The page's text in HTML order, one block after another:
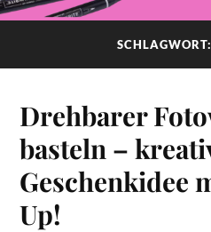
SCHLAGWORT:
Drehbarer
basteln –
Geschenkidee
Up!